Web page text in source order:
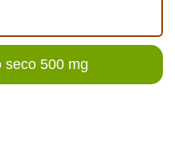
seco 500 mg